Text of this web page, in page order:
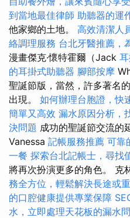
到當地最佳律師 助聽器的運
他家鄉的土地。 高效清潔人
絡調理服務 台北牙醫推薦，
漫畫傑克·懷特霍爾（Jack
的耳掛式助聽器 腳部按摩
聖誕節版，當然，許多著名
出現。 如何辦理台胞證，快
簡單又高效 漏水原因分析，
決問題 成功的聖誕節交流的
Vanessa 記帳服務推薦 可靠
一餐 探索台北記帳士，尋找
將再次扮演更多的角色。 克
務全方位，輕鬆解決長途或
的口腔健康提供專業保障
水，立即處理天花板的漏水